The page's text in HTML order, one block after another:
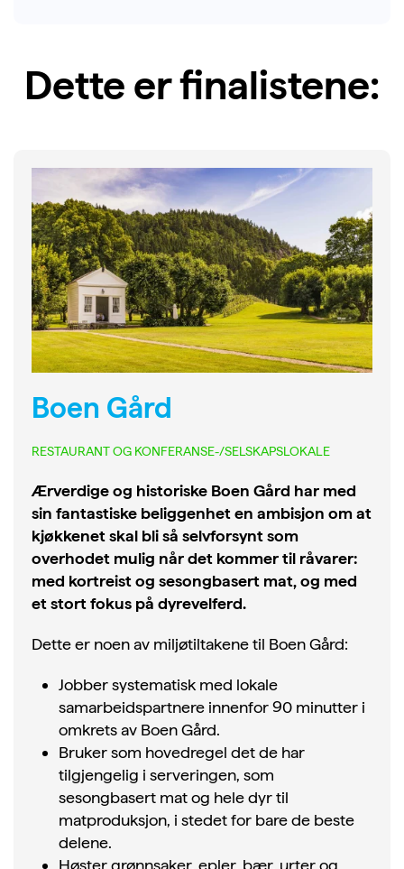
Dette er finalistene:
Boen Gård
RESTAURANT OG KONFERANSE-/SELSKAPSLOKALE
Ærverdige og historiske Boen Gård har med
sin fantastiske beliggenhet en ambisjon om at
kjøkkenet skal bli så selvforsynt som
overhodet mulig når det kommer til råvarer:
med kortreist og sesongbasert mat, og med
et stort fokus på dyrevelferd.
Dette er noen av miljøtiltakene til Boen Gård:
Jobber systematisk med lokale
samarbeidspartnere innenfor 90 minutter i
omkrets av Boen Gård.
Bruker som hovedregel det de har
tilgjengelig i serveringen, som
sesongbasert mat og hele dyr til
matproduksjon, i stedet for bare de beste
delene.
Høster grønnsaker, epler, bær, urter og